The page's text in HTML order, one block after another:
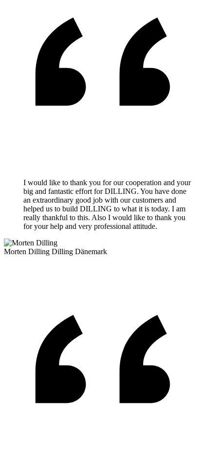
I would like to thank you for our cooperation and your
big and fantastic effort for DILLING. You have done
an extraordinary good job with our customers and
helped us to build DILLING to what it is today. I am
really thankful to this. Also I would like to thank you
for your help and very professional attitude.
Morten Dilling Dilling Dänemark